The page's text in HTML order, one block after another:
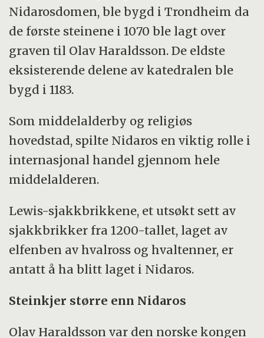
Nidarosdomen, ble bygd i Trondheim da
de første steinene i 1070 ble lagt over
graven til Olav Haraldsson. De eldste
eksisterende delene av katedralen ble
bygd i 1183.
Som middelalderby og religiøs
hovedstad, spilte Nidaros en viktig rolle i
internasjonal handel gjennom hele
middelalderen.
Lewis-sjakkbrikkene, et utsøkt sett av
sjakkbrikker fra 1200-tallet, laget av
elfenben av hvalross og hvaltenner, er
antatt å ha blitt laget i Nidaros.
Steinkjer større enn Nidaros
Olav Haraldsson var den norske kongen